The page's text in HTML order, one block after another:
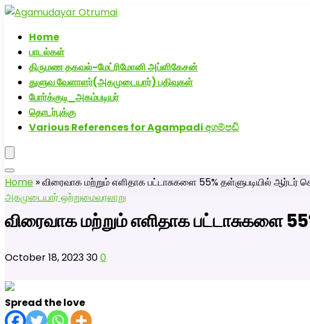
Home
பாடல்கள்
திருமண தகவல்-மேட்ரிமோனி அப்ளிகேசன்
துளுவ வேளாளர்(அகமுடையார்) பதிவுகள்
போர்க்குடி_அகம்படியர்
தொடர்புக்கு
Various References for Agampadi අගම්පඩි
Home »விரைவாக மற்றும் எளிதாக பட்டாசுகளை 55% தள்ளுபடியில் ஆர்டர்
அகமுடையார் ஒற்றுமைவரலாறு
விரைவாக மற்றும் எளிதாக பட்டாசுகளை
October 18, 2023300
Spread the love
அகமுடையார் திருமண வரன்களுக்கு அகமுடையார்மேட்ரி-